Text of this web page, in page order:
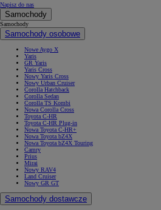
Napisz do nas
Samochody
Samochody
Samochody osobowe
Nowe Aygo X
Yaris
GR Yaris
Yaris Cross
Nowy Yaris Cross
Nowy Urban Cruiser
Corolla Hatchback
Corolla Sedan
Corolla TS Kombi
Nowa Corolla Cross
Toyota C-HR
Toyota C-HR Plug-in
Nowa Toyota C-HR+
Nowa Toyota bZ4X
Nowa Toyota bZ4X Touring
Camry
Prius
Mirai
Nowy RAV4
Land Cruiser
Nowy GR GT
Samochody dostawcze